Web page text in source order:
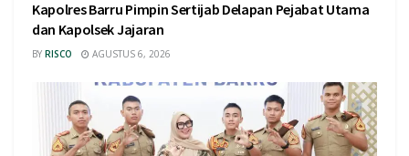
Kapolres Barru Pimpin Sertijab Delapan Pejabat Utama
dan Kapolsek Jajaran
BY RISCO AGUSTUS 6, 2026